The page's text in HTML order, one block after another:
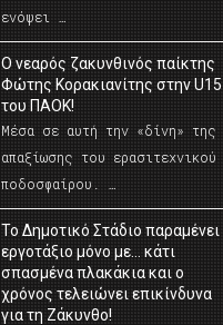
ενόψει …
O νεαρός ζακυνθινός παίκτης
Φώτης Κορακιανίτης στην U15
του ΠΑΟΚ!
Μέσα σε αυτή την «δίνη» της
απαξίωσης του ερασιτεχνικού
ποδοσφαίρου. …
Το Δημοτικό Στάδιο παραμένει
εργοτάξιο μόνο με… κάτι
σπασμένα πλακάκια και ο
χρόνος τελειώνει επικίνδυνα
για τη Ζάκυνθο!